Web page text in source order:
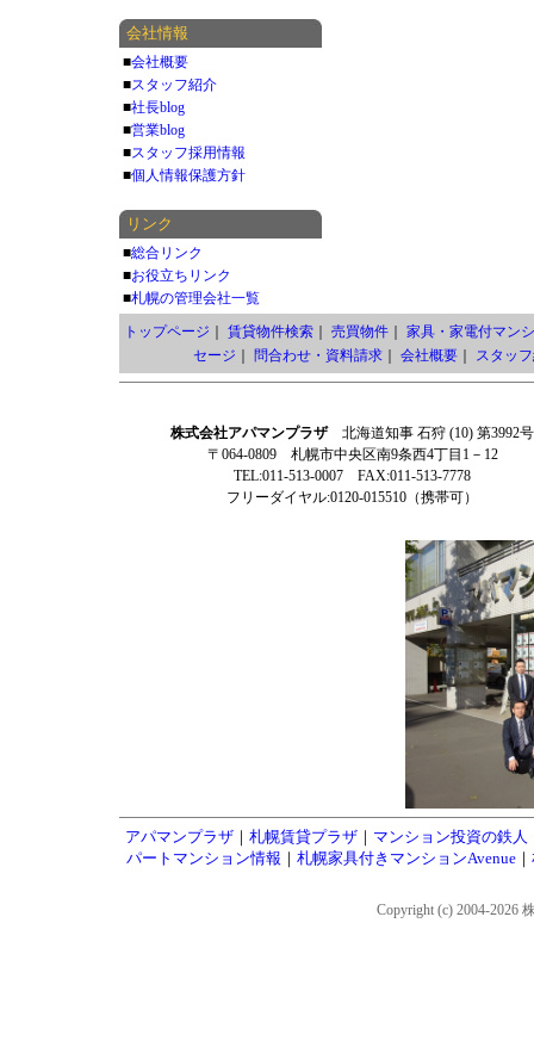
会社情報
■会社概要
■スタッフ紹介
■社長blog
■営業blog
■スタッフ採用情報
■個人情報保護方針
リンク
■総合リンク
■お役立ちリンク
■札幌の管理会社一覧
トップページ
賃貸物件検索｜ 売買物件｜ 家具・家電付マン
セージ
問合わせ・資料請求｜ 会社概要｜ スタッ
株式会社アパマンプラザ北海道知事 石狩 (10) 第3992号
〒064-0809 札幌市中央区南9条西4丁目1－12
TEL:011-513-0007 FAX:011-513-7778
フリーダイヤル:0120-015510（携帯可）
アパマンプラザ ｜ 札幌賃貸プラザ ｜ マンション投資の鉄人
パートマンション情報 ｜ 札幌家具付きマンションAvenue｜
Copyright (c) 2004-2026